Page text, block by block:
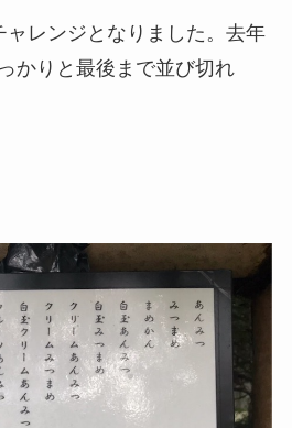
ャレンジとなりました。去年
かりと最後まで並び切れ